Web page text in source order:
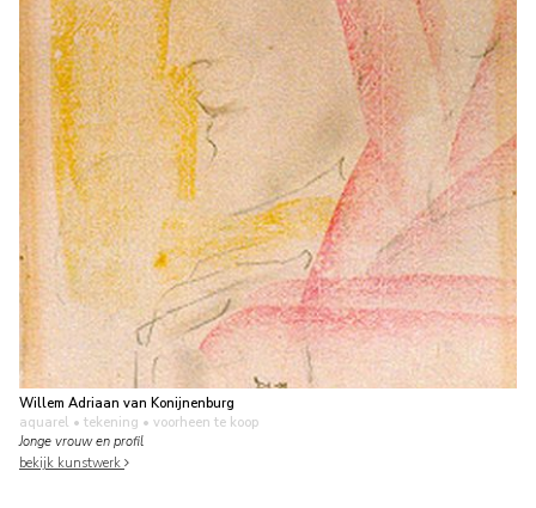
Willem Adriaan van Konijnenburg
aquarel • tekening • voorheen te koop
Jonge vrouw en profil
bekijk kunstwerk